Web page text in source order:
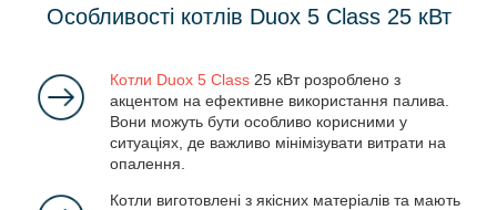
Особливості котлів Duox 5 Class 25 кВт
Котли Duox 5 Class 25 кВт розроблено з
акцентом на ефективне використання палива.
Вони можуть бути особливо корисними у
ситуаціях, де важливо мінімізувати витрати на
опалення.
Котли виготовлені з якісних матеріалів та мають